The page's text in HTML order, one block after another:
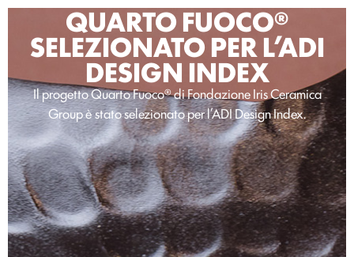
QUARTO FUOCO®
SELEZIONATO PER L’ADI
DESIGN INDEX
Il progetto Quarto Fuoco® di Fondazione Iris Ceramica
Group è stato selezionato per l’ADI Design Index.